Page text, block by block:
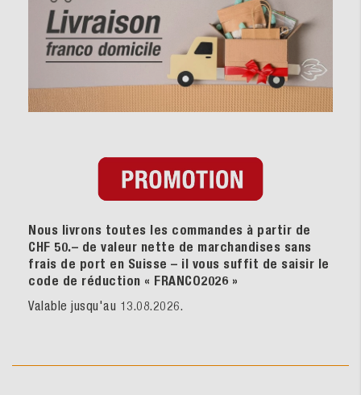
Nous livrons toutes les commandes à partir de
CHF 50.– de valeur nette de marchandises sans
frais de port en Suisse – il vous suffit de saisir le
code de réduction « FRANCO2026 »
Valable jusqu'au 13.08.2026.